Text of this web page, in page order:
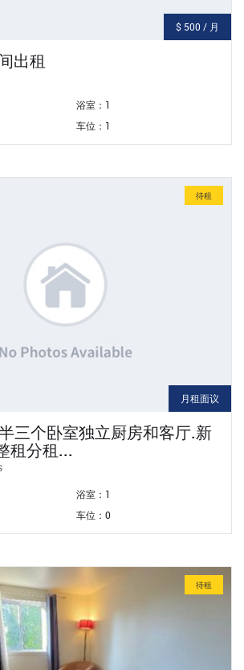
$ 500 / 月
出租
浴室：1
车位：1
月租面议
待租
三个卧室独立厨房和客厅.新
租分租...
浴室：1
车位：0
待租